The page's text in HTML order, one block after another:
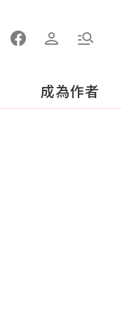
成為作者